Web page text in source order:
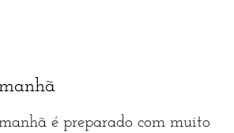
é preparado com muito